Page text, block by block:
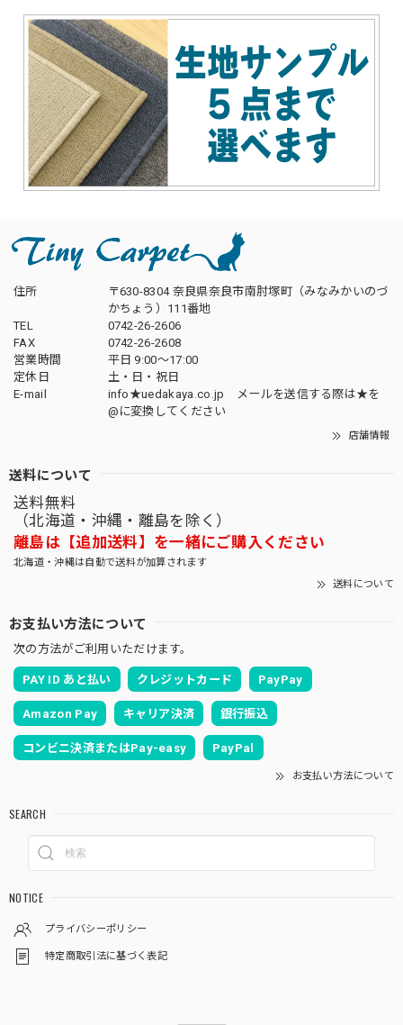
住所
〒630-8304 奈良県奈良市南肘塚町（みなみかいのづ
かちょう）111番地
TEL
0742-26-2606
FAX
0742-26-2608
営業時間
平日 9:00～17:00
定休日
土・日・祝日
E-mail
info★uedakaya.co.jp メールを送信する際は★を
@に変換してください
店舗情報
送料について
送料無料
（北海道・沖縄・離島を除く）
離島は【追加送料】を一緒にご購入ください
北海道・沖縄は自動で送料が加算されます
送料について
お支払い方法について
次の方法がご利用いただけます。
PAY ID あと払い クレジットカード PayPay
Amazon Pay キャリア決済 銀行振込
コンビニ決済またはPay-easy PayPal
お支払い方法について
SEARCH
NOTICE
プライバシーポリシー
特定商取引法に基づく表記